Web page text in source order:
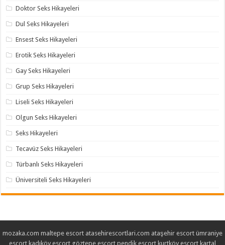
Doktor Seks Hikayeleri
Dul Seks Hikayeleri
Ensest Seks Hikayeleri
Erotik Seks Hikayeleri
Gay Seks Hikayeleri
Grup Seks Hikayeleri
Liseli Seks Hikayeleri
Olgun Seks Hikayeleri
Seks Hikayeleri
Tecavüz Seks Hikayeleri
Türbanlı Seks Hikayeleri
Üniversiteli Seks Hikayeleri
mozaka.com maltepe escort atasehirescortlari.com ataşehir escort ümraniye
escort kadıköy escort göztepe escort pendik escort kurtköy escort kartal